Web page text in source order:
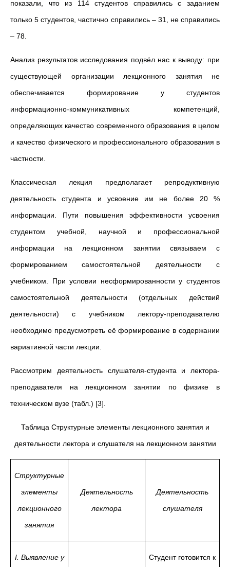
показали, что из 114 студентов справились с заданием
только 5 студентов, частично справились – 31, не справились
– 78.
Анализ результатов исследования подвёл нас к выводу: при
существующей организации лекционного занятия не
обеспечивается формирование у студентов
информационно-коммуникативных компетенций,
определяющих качество современного образования в целом
и качество физического и профессионального образования в
частности.
Классическая лекция предполагает репродуктивную
деятельность студента и усвоение им не более 20 %
информации. Пути повышения эффективности усвоения
студентом учебной, научной и профессиональной
информации на лекционном занятии связываем с
формированием самостоятельной деятельности с
учебником. При условии несформированности у студентов
самостоятельной деятельности (отдельных действий
деятельности) с учебником лектору-преподавателю
необходимо предусмотреть её формирование в содержании
вариативной части лекции.
Рассмотрим деятельность слушателя-студента и лектора-
преподавателя на лекционном занятии по физике в
техническом вузе (табл.) [3].
Таблица Структурные элементы лекционного занятия и
деятельности лектора и слушателя на лекционном занятии
Структурные
элементы
лекционного
занятия
Деятельность
лектора
Деятельность
слушателя
I. Выявление у
Студент готовится к